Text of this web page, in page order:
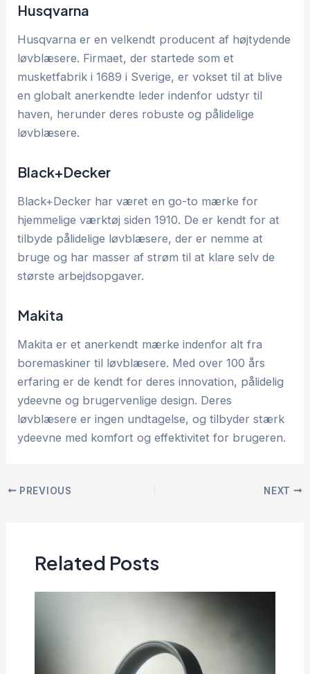
Husqvarna
Husqvarna er en velkendt producent af højtydende
løvblæsere. Firmaet, der startede som et
musketfabrik i 1689 i Sverige, er vokset til at blive
en globalt anerkendte leder indenfor udstyr til
haven, herunder deres robuste og pålidelige
løvblæsere.
Black+Decker
Black+Decker har været en go-to mærke for
hjemmelige værktøj siden 1910. De er kendt for at
tilbyde pålidelige løvblæsere, der er nemme at
bruge og har masser af strøm til at klare selv de
største arbejdsopgaver.
Makita
Makita er et anerkendt mærke indenfor alt fra
boremaskiner til løvblæsere. Med over 100 års
erfaring er de kendt for deres innovation, pålidelig
ydeevne og brugervenlige design. Deres
løvblæsere er ingen undtagelse, og tilbyder stærk
ydeevne med komfort og effektivitet for brugeren.
PREVIOUS NEXT
Related Posts